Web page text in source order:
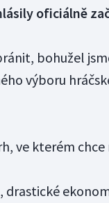
oficiálně
bohužel
výboru
ve kterém